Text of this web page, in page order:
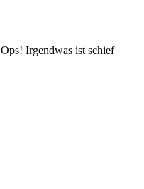
Ops! Irgendwas ist schief